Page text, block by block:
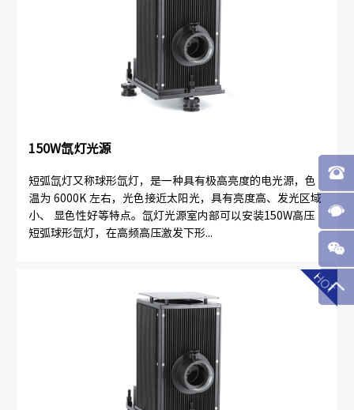
150W氙灯光源
短弧氙灯又称球形氙灯，是一种具有极高亮度的电光源，色
温为 6000K 左右，光色接近太阳光，具有亮度高、发光区域
小、 显色性好等特点。氙灯光源室内部可以安装150W高压
短弧球形氙灯，在高频高压激发下形...